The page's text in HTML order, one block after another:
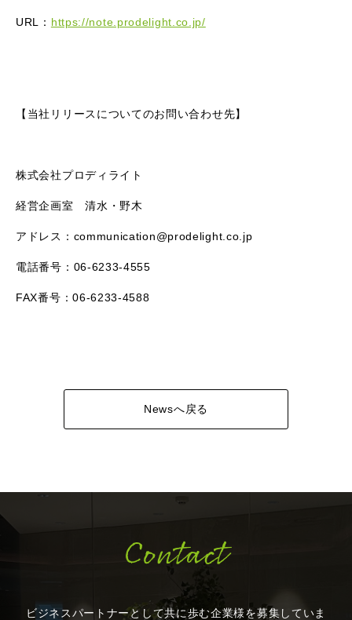
URL： https://note.prodelight.co.jp/
【当社リリースについてのお問い合わせ先】
株式会社プロディライト
経営企画室 清水・野木
アドレス：communication@prodelight.co.jp
電話番号：06-6233-4555
FAX番号：06-6233-4588
Newsへ戻る
Contact
ビジネスパートナーとして共に歩む企業様を募集していま